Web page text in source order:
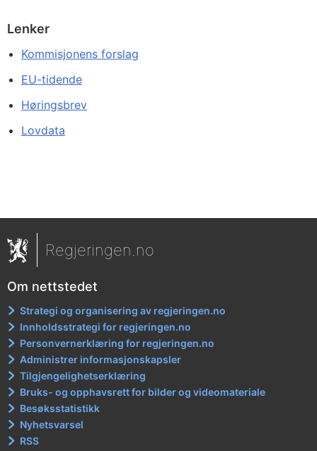
Lenker
Kommisjonens forslag
EU-tidende
Høringsbrev
Lovdata
Regjeringen.no
Om nettstedet
Strategi og organisering av regjeringen.no
Innholdsstrategi for regjeringen.no
Personvernerklæring for regjeringen.no
Administrer informasjonskapsler
Tilgjengelighetserklæring
Bruks- og opphavsrett for bilder og videomateriale
Besøksstatistikk
Nyhetsvarsel
RSS